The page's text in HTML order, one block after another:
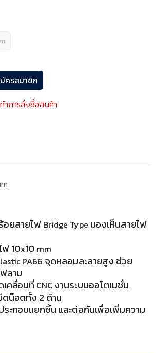
ครสมาชิก
ำการสั่งซื้อสินค้า
อยสายไฟ Bridge Type มองเห็นสายไฟ
10x10 mm
PA66 จุดหลอมละลายสูง ช่วย
ลาม
คลื่อนที่ CNC งานระบบออโตเมชั่น
ดน็อตทั้ง 2 ด้าน
ะกอบแยกชิ้น และต่อกันเพื่อเพิ่มความ